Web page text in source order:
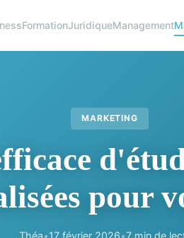
FormationJuridiqueManagement
MARKETING
pour